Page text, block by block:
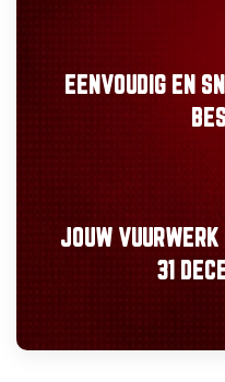
EENVOUDIGEN
JOUW VUURWERK
31